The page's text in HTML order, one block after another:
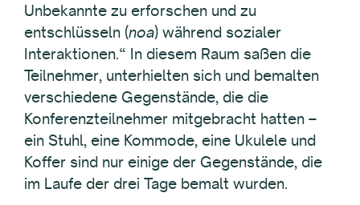
Unbekannte zu erforschen und zu
entschlüsseln (noa) während sozialer
Interaktionen.“ In diesem Raum saßen die
Teilnehmer, unterhielten sich und bemalten
verschiedene Gegenstände, die die
Konferenzteilnehmer mitgebracht hatten –
ein Stuhl, eine Kommode, eine Ukulele und
Koffer sind nur einige der Gegenstände, die
im Laufe der drei Tage bemalt wurden.